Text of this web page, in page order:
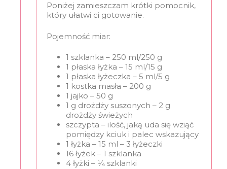
Poniżej zamieszczam krótki pomocnik,
który ułatwi ci gotowanie.
Pojemność miar:
1 szklanka – 250 ml/250 g
1 płaska łyżka – 15 ml/15 g
1 płaska łyżeczka – 5 ml/5 g
1 kostka masła – 200 g
1 jajko – 50 g
1 g drożdży suszonych – 2 g
drożdży świeżych
szczypta – ilość, jaką uda się wziąć
pomiędzy kciuk i palec wskazujący
1 łyżka – 15 ml – 3 łyżeczki
16 łyżek – 1 szklanka
4 łyżki – 1⁄4 szklanki